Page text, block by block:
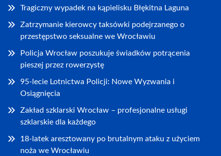
Tragiczny wypadek na kąpielisku Błękitna Laguna
Zatrzymanie kierowcy taksówki podejrzanego o
przestępstwo seksualne we Wrocławiu
Policja Wrocław poszukuje świadków potrącenia
pieszej przez rowerzystę
95-lecie Lotnictwa Policji: Nowe Wyzwania i
Osiągnięcia
Zakład szklarski Wrocław – profesjonalne usługi
szklarskie dla każdego
18-latek aresztowany po brutalnym ataku z użyciem
noża we Wrocławiu